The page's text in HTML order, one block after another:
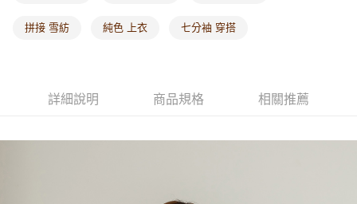
拼接 雪紡 純色 上衣 七分袖 穿搭
詳細說明 商品規格 相關推薦